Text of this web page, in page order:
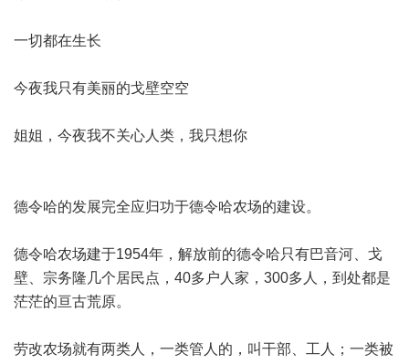
一切都在生长
今夜我只有美丽的戈壁空空
姐姐，今夜我不关心人类，我只想你
德令哈的发展完全应归功于德令哈农场的建设。
德令哈农场建于1954年，解放前的德令哈只有巴音河、戈
壁、宗务隆几个居民点，40多户人家，300多人，到处都是
茫茫的亘古荒原。
劳改农场就有两类人，一类管人的，叫干部、工人；一类被